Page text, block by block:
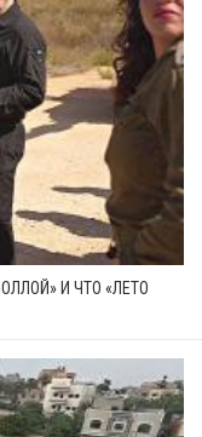
И ЧТО «ЛЕТО